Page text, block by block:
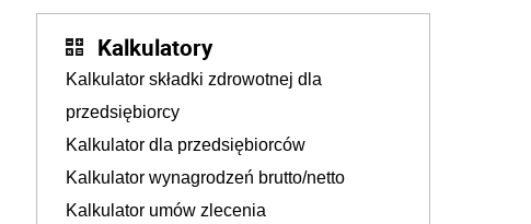
Kalkulatory
Kalkulator składki zdrowotnej dla
przedsiębiorcy
Kalkulator dla przedsiębiorców
Kalkulator wynagrodzeń brutto/netto
Kalkulator umów zlecenia